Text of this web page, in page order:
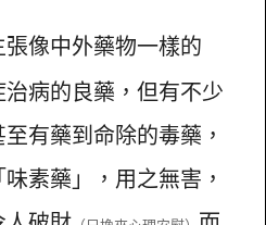
像中外藥物一樣的
病的良藥，但有不少
有藥到命除的毒藥，
素藥」，用之無害，